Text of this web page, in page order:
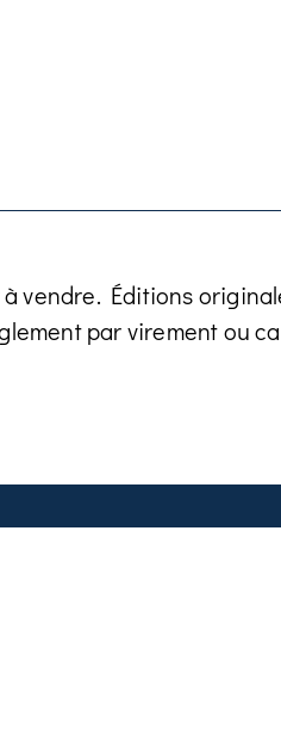
vendre. Éditions
par virement ou